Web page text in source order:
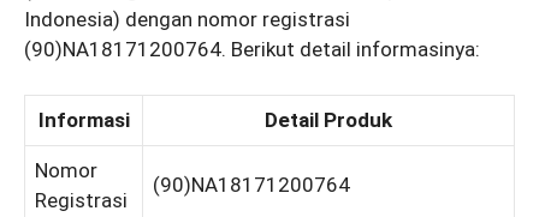
Indonesia) dengan nomor registrasi
(90)NA18171200764. Berikut detail informasinya:
Informasi Detail Produk
Nomor
Registrasi
(90)NA18171200764